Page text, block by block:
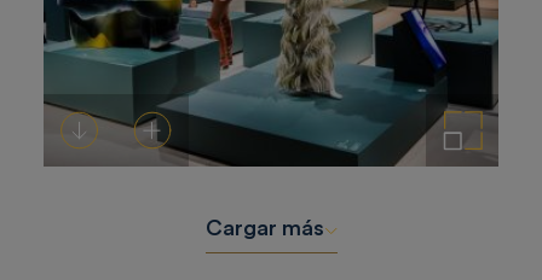
DescargarAñadir al carrito Ampliar imagen
Cargar más